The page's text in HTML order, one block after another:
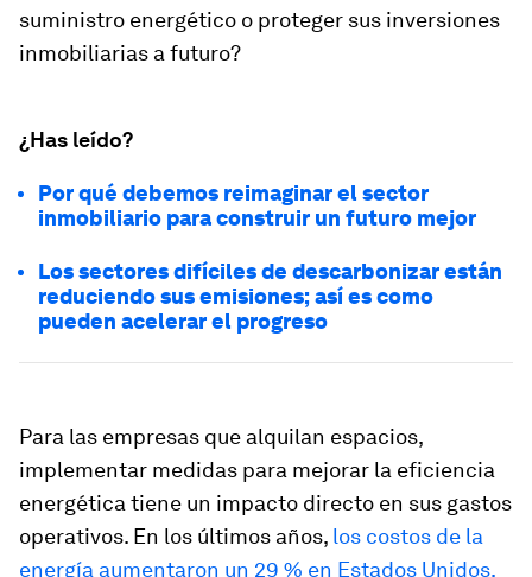
suministro energético o proteger sus inversiones
inmobiliarias a futuro?
¿Has leído?
Por qué debemos reimaginar el sector
inmobiliario para construir un futuro mejor
Los sectores difíciles de descarbonizar están
reduciendo sus emisiones; así es como
pueden acelerar el progreso
Para las empresas que alquilan espacios,
implementar medidas para mejorar la eficiencia
energética tiene un impacto directo en sus gastos
operativos. En los últimos años, los costos de la
energía aumentaron un 29 % en Estados Unidos,